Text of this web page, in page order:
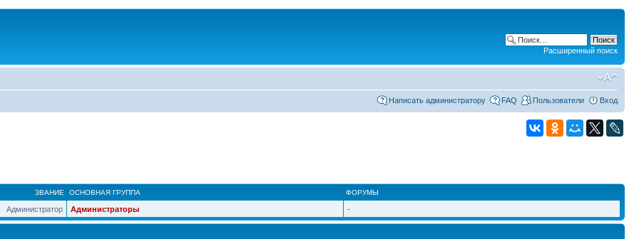
Расширенный поиск
Написать администратору FAQ Пользователи Вход
ЗВАНИЕ ОСНОВНАЯ ГРУППА ФОРУМЫ
Администратор Администраторы -